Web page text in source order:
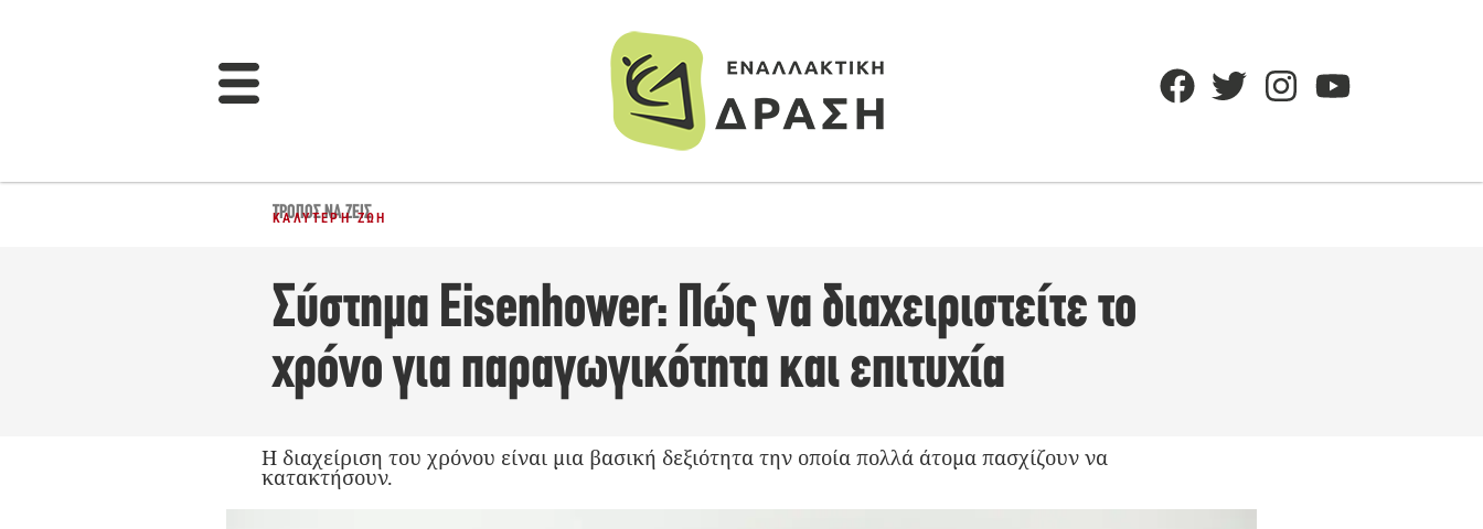
ΤΡΌΠΟΣ ΝΑ ΖΕΙΣ
ΚΑΛΎΤΕΡΗ ΖΩΉ
Σύστημα Eisenhower: Πώς να διαχειριστείτε το
χρόνο για παραγωγικότητα και επιτυχία
Η διαχείριση του χρόνου είναι μια βασική δεξιότητα την οποία πολλά άτομα πασχίζουν να
κατακτήσουν.